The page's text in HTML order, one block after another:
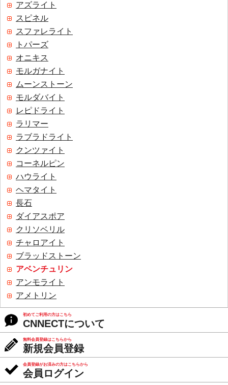
アズライト
スピネル
スファレライト
トパーズ
オニキス
モルガナイト
ムーンストーン
モルダバイト
レピドライト
ラリマー
ラブラドライト
クンツァイト
コーネルピン
ハウライト
ヘマタイト
長石
ダイアスポア
クリソベリル
チャロアイト
ブラッドストーン
アベンチュリン
アンモライト
アメトリン
初めてご利用の方はこちら
CNNECTについて
無料会員登録はこちらから
新規会員登録
会員登録がお済みの方はこちらから
会員ログイン